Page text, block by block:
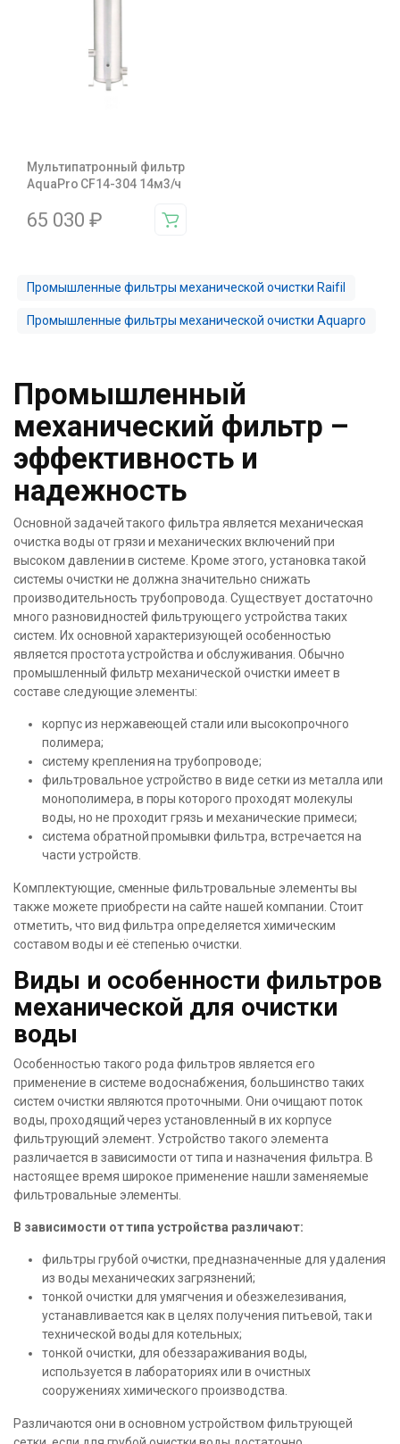
Мультипатронный фильтр
AquaPro CF14-304 14м3/ч
65 030 ₽
Промышленные фильтры механической очистки Raifil
Промышленные фильтры механической очистки Aquapro
Промышленный
механический фильтр –
эффективность и
надежность
Основной задачей такого фильтра является механическая
очистка воды от грязи и механических включений при
высоком давлении в системе. Кроме этого, установка такой
системы очистки не должна значительно снижать
производительность трубопровода. Существует достаточно
много разновидностей фильтрующего устройства таких
систем. Их основной характеризующей особенностью
является простота устройства и обслуживания. Обычно
промышленный фильтр механической очистки имеет в
составе следующие элементы:
корпус из нержавеющей стали или высокопрочного
полимера;
систему крепления на трубопроводе;
фильтровальное устройство в виде сетки из металла или
монополимера, в поры которого проходят молекулы
воды, но не проходит грязь и механические примеси;
система обратной промывки фильтра, встречается на
части устройств.
Комплектующие, сменные фильтровальные элементы вы
также можете приобрести на сайте нашей компании. Стоит
отметить, что вид фильтра определяется химическим
составом воды и её степенью очистки.
Виды и особенности фильтров
механической для очистки
воды
Особенностью такого рода фильтров является его
применение в системе водоснабжения, большинство таких
систем очистки являются проточными. Они очищают поток
воды, проходящий через установленный в их корпусе
фильтрующий элемент. Устройство такого элемента
различается в зависимости от типа и назначения фильтра. В
настоящее время широкое применение нашли заменяемые
фильтровальные элементы.
В зависимости от типа устройства различают:
фильтры грубой очистки, предназначенные для удаления
из воды механических загрязнений;
тонкой очистки для умягчения и обезжелезивания,
устанавливается как в целях получения питьевой, так и
технической воды для котельных;
тонкой очистки, для обеззараживания воды,
используется в лабораториях или в очистных
сооружениях химического производства.
Различаются они в основном устройством фильтрующей